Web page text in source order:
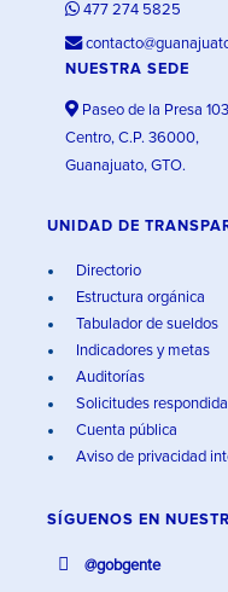
477 274 5825
NUESTRA SEDE
Paseo de la Presa
Centro, C.P. 36000,
Guanajuato, GTO.
UNIDAD DE
Directorio
Estructura orgánica
Tabulador de sueldos
Indicadores y metas
Auditorías
Solicitudes
Cuenta pública
Aviso de privacidad
SÍGUENOS EN
@gobgente